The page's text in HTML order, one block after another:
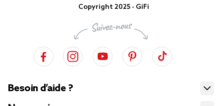
Copyright 2025 - GiFi
Besoin d’aide ?